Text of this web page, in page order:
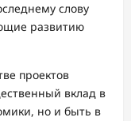
слову
развитию
проектов
вклад в
но и быть в